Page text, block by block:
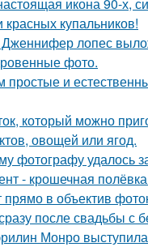
купальников!
Дженнифер лопес
фото.
простые и
который можно
овощей или ягод.
фотографу удалось
- крошечная полёвка
прямо в объектив
после свадьбы с
Монро